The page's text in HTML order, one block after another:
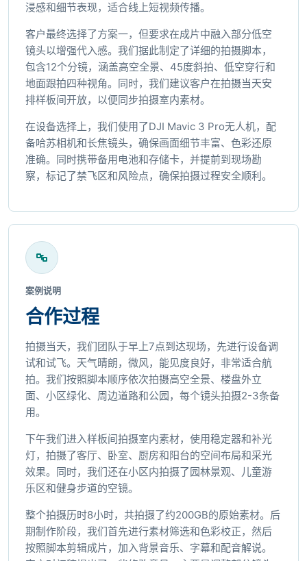
浸感和细节表现，适合线上短视频传播。
客户最终选择了方案一，但要求在成片中融入部分低空
镜头以增强代入感。我们据此制定了详细的拍摄脚本，
包含12个分镜，涵盖高空全景、45度斜拍、低空穿行和
地面跟拍四种视角。同时，我们建议客户在拍摄当天安
排样板间开放，以便同步拍摄室内素材。
在设备选择上，我们使用了DJI Mavic 3 Pro无人机，配
备哈苏相机和长焦镜头，确保画面细节丰富、色彩还原
准确。同时携带备用电池和存储卡，并提前到现场勘
察，标记了禁飞区和风险点，确保拍摄过程安全顺利。
案例说明
合作过程
拍摄当天，我们团队于早上7点到达现场，先进行设备调
试和试飞。天气晴朗，微风，能见度良好，非常适合航
拍。我们按照脚本顺序依次拍摄高空全景、楼盘外立
面、小区绿化、周边道路和公园，每个镜头拍摄2-3条备
用。
下午我们进入样板间拍摄室内素材，使用稳定器和补光
灯，拍摄了客厅、卧室、厨房和阳台的空间布局和采光
效果。同时，我们还在小区内拍摄了园林景观、儿童游
乐区和健身步道的空镜。
整个拍摄历时8小时，共拍摄了约200GB的原始素材。后
期制作阶段，我们首先进行素材筛选和色彩校正，然后
按照脚本剪辑成片，加入背景音乐、字幕和配音解说。